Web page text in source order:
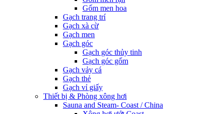
Gốm men hoa
Gạch trang trí
Gạch xà cừ
Gạch men
Gạch góc
Gạch góc thủy tinh
Gạch góc gốm
Gạch vảy cá
Gạch thẻ
Gạch vỉ giấy
Thiết bị & Phòng xông hơi
Sauna and Steam- Coast / China